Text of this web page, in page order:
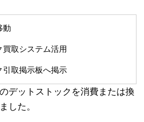
動
取システム活用
取掲示板へ掲示
デットストックを消費または換
した。